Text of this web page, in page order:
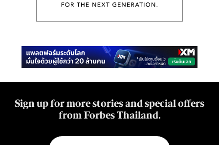
Sign up for more stories and special offers
from Forbes Thailand.